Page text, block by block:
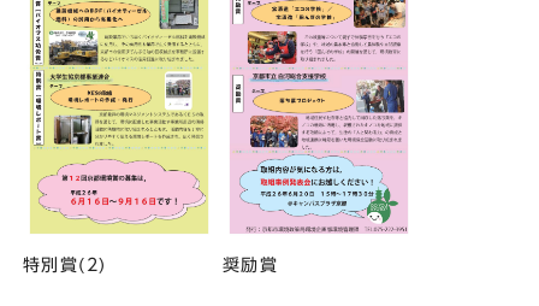
特別賞(2) 奨励賞